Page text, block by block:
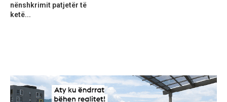
nënshkrimit patjetër të
ketë...